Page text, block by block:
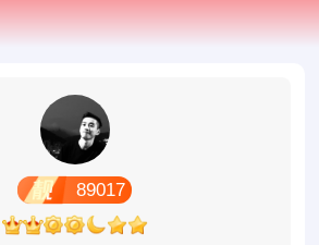
89017